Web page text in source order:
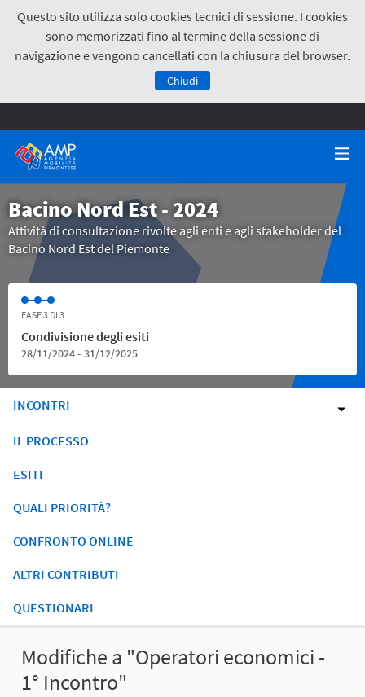
Questo sito utilizza solo cookies tecnici di sessione. I cookies
sono memorizzati fino al termine della sessione di
navigazione e vengono cancellati con la chiusura del browser.
Chiudi
Bacino Nord Est - 2024
Attività di consultazione rivolte agli enti e agli stakeholder del
Bacino Nord Est del Piemonte
FASE 3 DI 3
Condivisione degli esiti
28/11/2024 - 31/12/2025
INCONTRI
IL PROCESSO
ESITI
QUALI PRIORITÀ?
CONFRONTO ONLINE
ALTRI CONTRIBUTI
QUESTIONARI
Modifiche a "Operatori economici -
1° Incontro"